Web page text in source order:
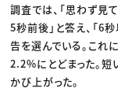
調査では、「思わず見
5秒前後」と答え、「
告を選んでいる。これ
2.2%にとどまった。
かび上がった。